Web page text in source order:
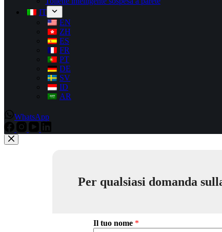
IT
EN
ZH
ES
FR
PT
DE
SV
ID
AR
WhatsApp
Per qualsiasi domanda
Il tuo nome *